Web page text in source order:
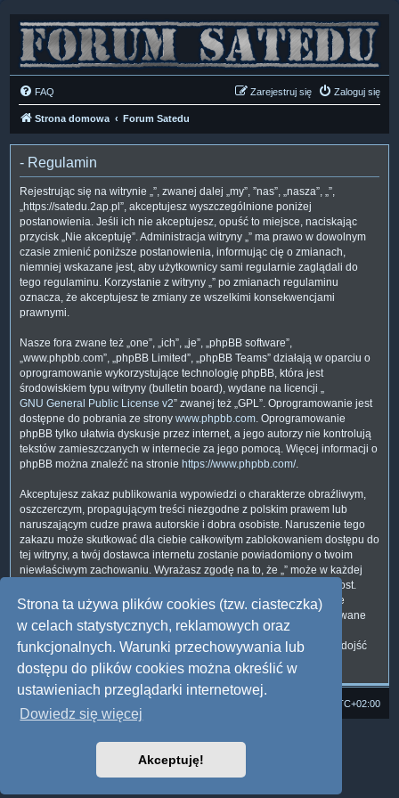
Strona ta używa plików cookies (tzw. ciasteczka)
w celach statystycznych, reklamowych oraz
funkcjonalnych. Warunki przechowywania lub
dostępu do plików cookies można określić w
ustawieniach przeglądarki internetowej.
Dowiedz się więcej
Akceptuję!
FAQ Zaloguj się
Zarejestruj się
Strona domowa Forum Satedu
- Regulamin
Rejestrując się na witrynie „”, zwanej dalej „my”, ”nas”, „nasza”, „”,
„https://satedu.2ap.pl”, akceptujesz wyszczególnione poniżej
postanowienia. Jeśli ich nie akceptujesz, opuść to miejsce, naciskając
przycisk „Nie akceptuję”. Administracja witryny „” ma prawo w dowolnym
czasie zmienić poniższe postanowienia, informując cię o zmianach,
niemniej wskazane jest, aby użytkownicy sami regularnie zaglądali do
tego regulaminu. Korzystanie z witryny „” po zmianach regulaminu
oznacza, że akceptujesz te zmiany ze wszelkimi konsekwencjami
prawnymi.
Nasze fora zwane też „one”, „ich”, „je”, „phpBB software”,
„www.phpbb.com”, „phpBB Limited”, „phpBB Teams” działają w oparciu o
oprogramowanie wykorzystujące technologię phpBB, która jest
środowiskiem typu witryny (bulletin board), wydane na licencji „
GNU General Public License v2” zwanej też „GPL”. Oprogramowanie jest
dostępne do pobrania ze strony www.phpbb.com. Oprogramowanie
phpBB tylko ułatwia dyskusje przez internet, a jego autorzy nie kontrolują
tekstów zamieszczanych w internecie za jego pomocą. Więcej informacji o
phpBB można znaleźć na stronie https://www.phpbb.com/.
Akceptujesz zakaz publikowania wypowiedzi o charakterze obraźliwym,
oszczerczym, propagującym treści niezgodne z polskim prawem lub
naruszającym cudze prawa autorskie i dobra osobiste. Naruszenie tego
zakazu może skutkować dla ciebie całkowitym zablokowaniem dostępu do
tej witryny, a twój dostawca internetu zostanie powiadomiony o twoim
niewłaściwym zachowaniu. Wyrażasz zgodę na to, że „” może w każdej
chwili usunąć, zmienić, przenieść lub zamknąć każdy twój temat, post.
Wyrażasz zgodę na zapisywanie wszystkich podanych przez ciebie
informacji w naszej bazie danych. Informacje te nie będą przekazywane
nikomu bez twojej zgody, ale ani „”, ani phpBB nie ponosi
odpowiedzialności za włamania do witryny, podczas których może dojść
do kradzieży danych.
UTC+02:00
Style: Multi Design by Joyce&Luna
Zasady ochrony danych osobowych